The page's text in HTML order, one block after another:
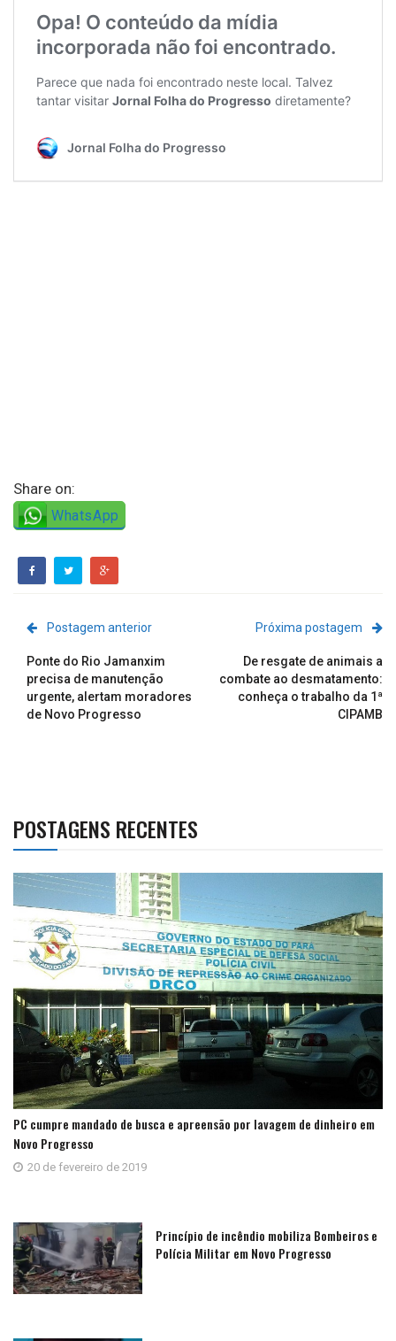
Share on:
WhatsApp
Postagem anterior
Ponte do Rio Jamanxim
precisa de manutenção
urgente, alertam moradores
de Novo Progresso
Próxima postagem
De resgate de animais a
combate ao desmatamento:
conheça o trabalho da 1ª
CIPAMB
POSTAGENS RECENTES
PC cumpre mandado de busca e apreensão por lavagem de dinheiro em
Novo Progresso
20 de fevereiro de 2019
Princípio de incêndio mobiliza Bombeiros e
Polícia Militar em Novo Progresso